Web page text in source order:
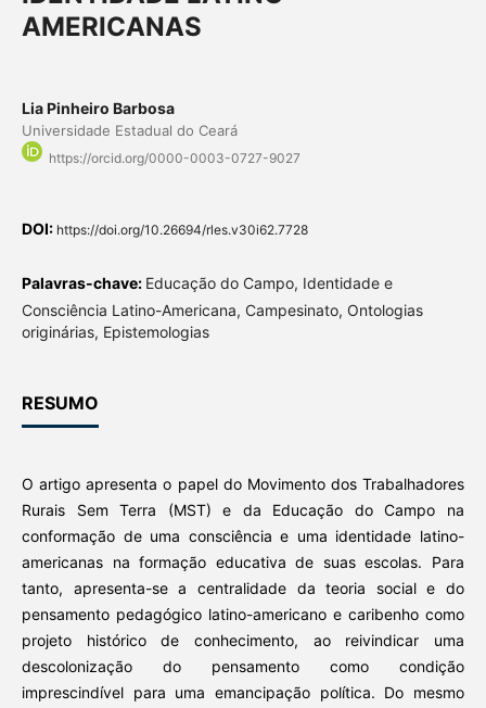
AMERICANAS
Lia Pinheiro Barbosa
Universidade Estadual do Ceará
https://orcid.org/0000-0003-0727-9027
DOI: https://doi.org/10.26694/rles.v30i62.7728
Palavras-chave: Educação do Campo, Identidade e
Consciência Latino-Americana, Campesinato, Ontologias
originárias, Epistemologias
RESUMO
O artigo apresenta o papel do Movimento dos Trabalhadores
Rurais Sem Terra (MST) e da Educação do Campo na
conformação de uma consciência e uma identidade latino-
americanas na formação educativa de suas escolas. Para
tanto, apresenta-se a centralidade da teoria social e do
pensamento pedagógico latino-americano e caribenho como
projeto histórico de conhecimento, ao reivindicar uma
descolonização do pensamento como condição
imprescindível para uma emancipação política. Do mesmo